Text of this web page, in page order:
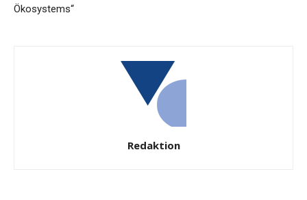
Ökosystems“
Redaktion